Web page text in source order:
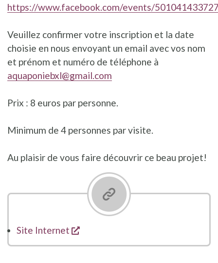
https://www.facebook.com/events/
Veuillez confirmer votre inscription et la date
choisie en nous envoyant un email avec vos nom
et prénom et numéro de téléphone à
aquaponiebxl@gmail.com
Prix : 8 euros par personne.
Minimum de 4 personnes par visite.
Au plaisir de vous faire découvrir ce beau projet!
Site Internet opent een nieuw venster